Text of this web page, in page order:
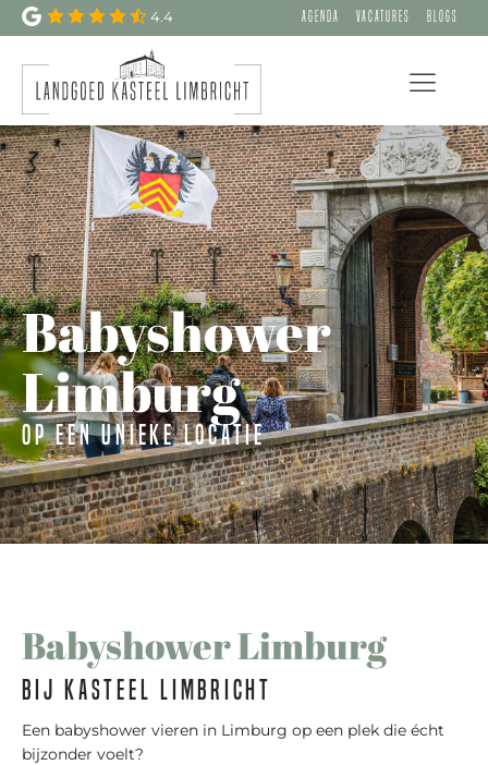
4.4 Agenda Vacatures Blogs
Babyshower
Limburg
op een unieke locatie
Babyshower Limburg
bij kasteel limbricht
Een babyshower vieren in Limburg op een plek die écht
bijzonder voelt?